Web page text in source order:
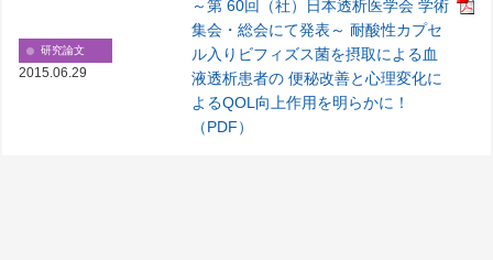
研究論文
2015.06.29
～第 60回（社）日本透析医学会 学術
集会・総会にて発表～ 耐酸性カプセ
ル入りビフィズス菌を摂取による血
液透析患者の 便秘改善と心理変化に
よるQOL向上作用を明らかに！
（PDF）